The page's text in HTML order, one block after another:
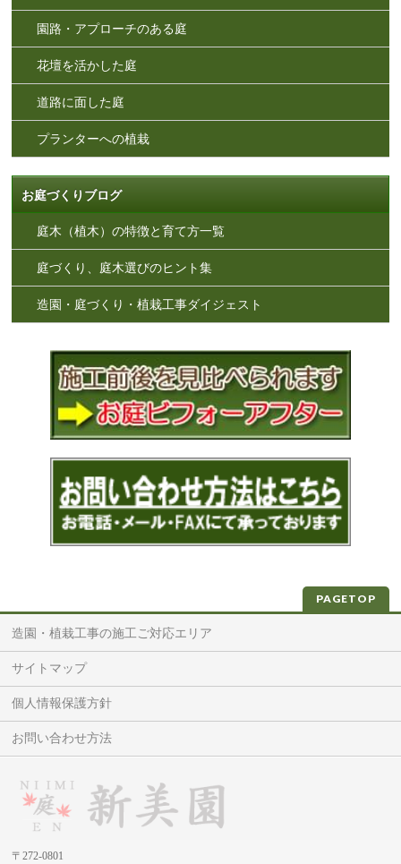
園路・アプローチのある庭
花壇を活かした庭
道路に面した庭
プランターへの植栽
お庭づくりブログ
庭木（植木）の特徴と育て方一覧
庭づくり、庭木選びのヒント集
造園・庭づくり・植栽工事ダイジェスト
PAGETOP
造園・植栽工事の施工ご対応エリア
サイトマップ
個人情報保護方針
お問い合わせ方法
〒272-0801